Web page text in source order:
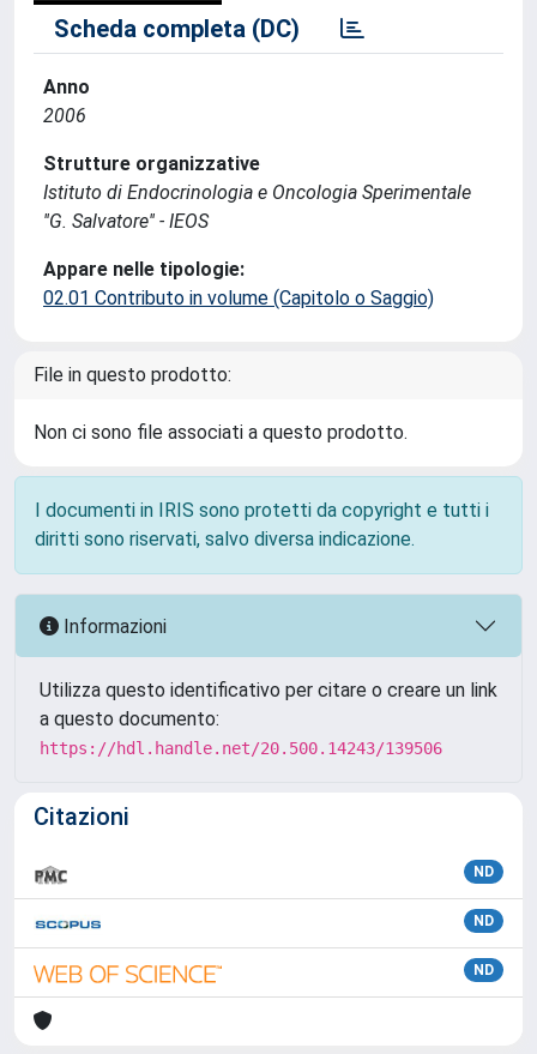
Scheda completa (DC)
Anno
2006
Strutture organizzative
Istituto di Endocrinologia e Oncologia Sperimentale
''G. Salvatore'' - IEOS
Appare nelle tipologie:
02.01 Contributo in volume (Capitolo o Saggio)
File in questo prodotto:
Non ci sono file associati a questo prodotto.
I documenti in IRIS sono protetti da copyright e tutti i
diritti sono riservati, salvo diversa indicazione.
Informazioni
Utilizza questo identificativo per citare o creare un link
a questo documento:
https://hdl.handle.net/20.500.14243/139506
Citazioni
ND
ND
ND